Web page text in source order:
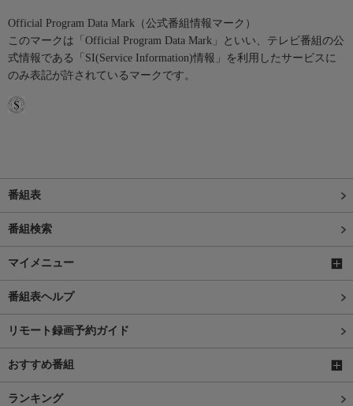
Official Program Data Mark（公式番組情報マーク）
このマークは「Official Program Data Mark」といい、テレビ番組の公
式情報である「SI(Service Information)情報」を利用したサービスに
のみ表記が許されているマークです。
番組表
番組検索
マイメニュー
番組表ヘルプ
リモート録画予約ガイド
おすすめ番組
ランキング